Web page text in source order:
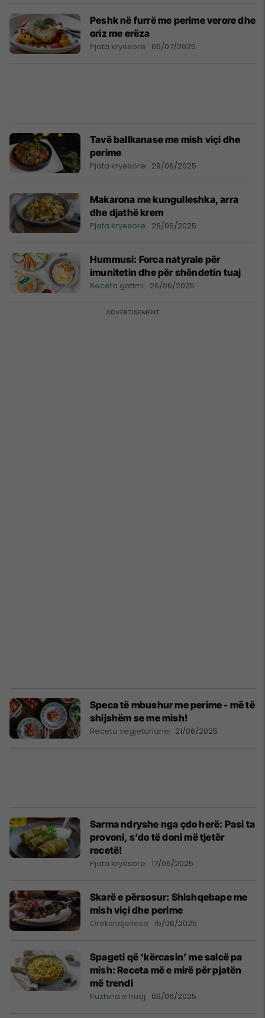
Peshk në furrë me perime verore dhe
oriz me erëza
Pjata kryesore 05/07/2025
Tavë ballkanase me mish viçi dhe
perime
Pjata kryesore 29/06/2025
Makarona me kungulleshka, arra
dhe djathë krem
Pjata kryesore 26/06/2025
Hummusi: Forca natyrale për
imunitetin dhe për shëndetin tuaj
Receta gatimi 26/06/2025
Speca të mbushur me perime - më të
shijshëm se me mish!
Receta vegjetariane 21/06/2025
Sarma ndryshe nga çdo herë: Pasi ta
provoni, s’do të doni më tjetër
recetë!
Pjata kryesore 17/06/2025
Skarë e përsosur: Shishqebape me
mish viçi dhe perime
Oreksndjellëse 15/06/2025
Spageti që ‘kërcasin’ me salcë pa
mish: Receta më e mirë për pjatën
më trendi
Kuzhina e huaj 09/06/2025